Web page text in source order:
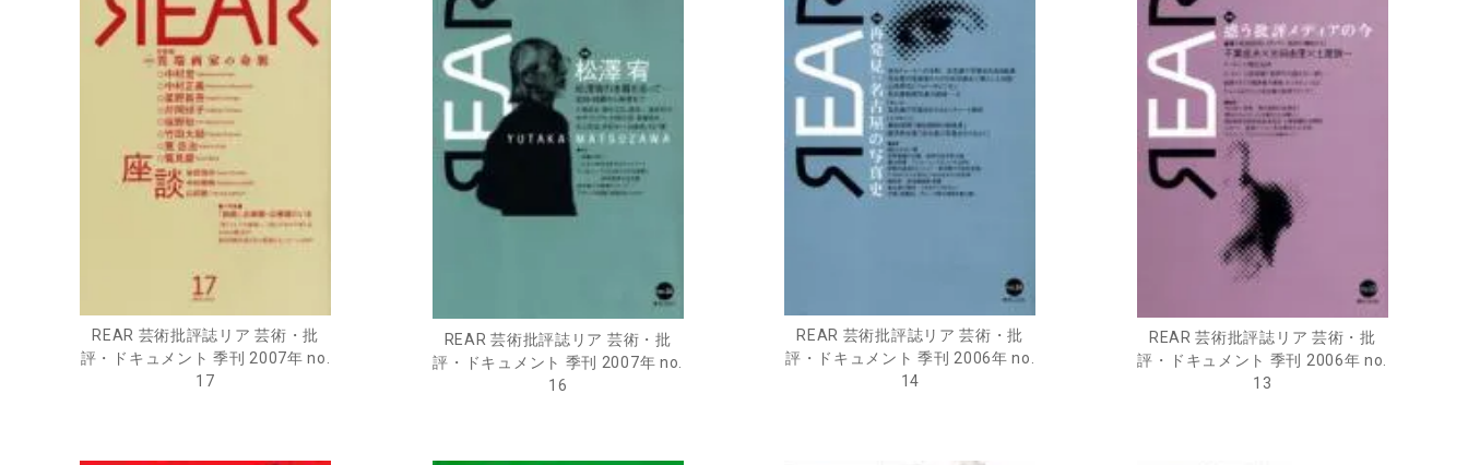
REAR 芸術批評誌リア 芸術・批
評・ドキュメント 季刊 2007年 no.
17
REAR 芸術批評誌リア 芸術・批
評・ドキュメント 季刊 2007年 no.
16
REAR 芸術批評誌リア 芸術・批
評・ドキュメント 季刊 2006年 no.
14
REAR 芸術批評誌リア 芸術・批
評・ドキュメント 季刊 2006年 no.
13